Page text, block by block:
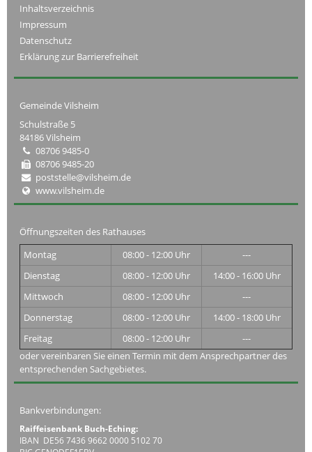
Inhaltsverzeichnis
Impressum
Datenschutz
Erklärung zur Barrierefreiheit
Gemeinde Vilsheim
Schulstraße 5
84186 Vilsheim
08706 9485-0
08706 9485-20
poststelle@vilsheim.de
www.vilsheim.de
Öffnungszeiten des Rathauses
Montag
08:00 - 12:00 Uhr
---
Dienstag
08:00 - 12:00 Uhr
14:00 - 16:00 Uhr
Mittwoch
08:00 - 12:00 Uhr
---
Donnerstag
08:00 - 12:00 Uhr
14:00 - 18:00 Uhr
Freitag
08:00 - 12:00 Uhr
---
oder vereinbaren Sie einen Termin mit dem Ansprechpartner des
entsprechenden Sachgebietes.
Bankverbindungen:
Raiffeisenbank Buch-Eching:
IBAN DE56 7436 9662 0000 5102 70